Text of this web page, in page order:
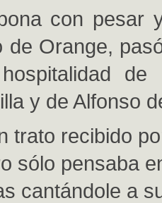
con pesar
de Orange,
y de Alfonso
trato recibido
sólo pensaba
cantándole a